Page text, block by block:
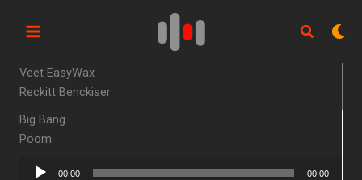
Veet EasyWax
Reckitt Benckiser
Big Bang
Poom
Lecteur
00:00 00:00